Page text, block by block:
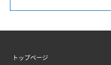
トップページ